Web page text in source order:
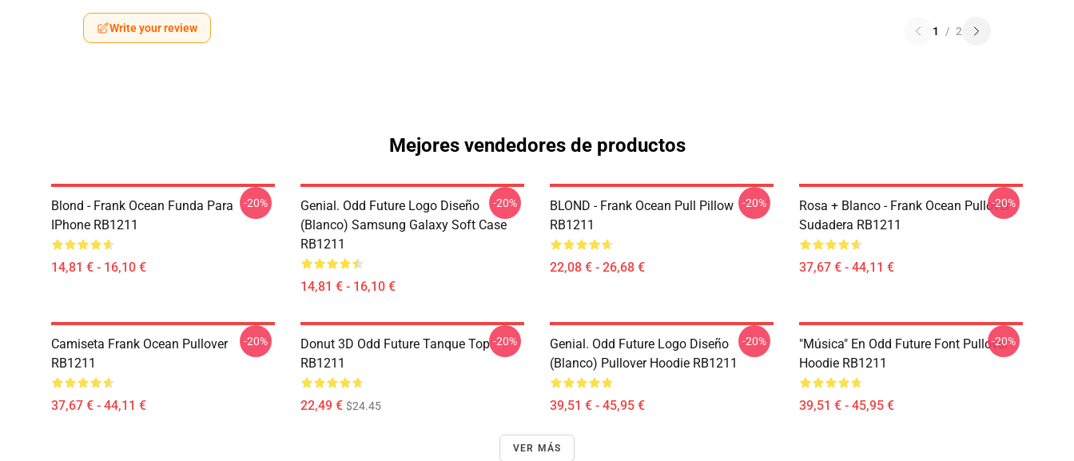
Write your review 1 / 2
Mejores vendedores de productos
Blond - Frank Ocean Funda Para
IPhone RB1211
14,81 € - 16,10 €
-20%
Genial. Odd Future Logo Diseño
(blanco) Samsung Galaxy Soft Case
RB1211
14,81 € - 16,10 €
-20%
BLOND - Frank Ocean Pull Pillow
RB1211
22,08 € - 26,68 €
-20%
Rosa + Blanco - Frank Ocean Pullover
Sudadera RB1211
37,67 € - 44,11 €
-20%
Camiseta Frank Ocean Pullover
RB1211
37,67 € - 44,11 €
-20%
Donut 3D Odd Future Tanque Top
RB1211
22,49 € $24.45
-20%
Genial. Odd Future Logo Diseño
(blanco) Pullover Hoodie RB1211
39,51 € - 45,95 €
-20%
"Música" En Odd Future Font Pullover
Hoodie RB1211
39,51 € - 45,95 €
-20%
VER MÁS